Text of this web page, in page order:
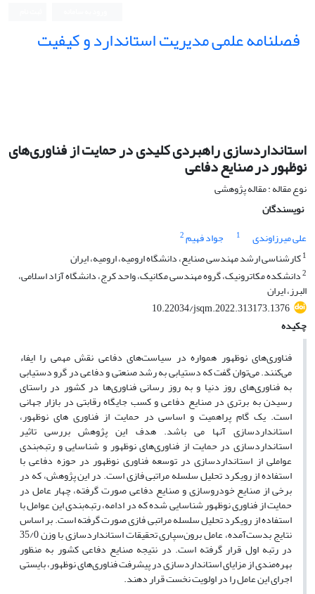
فصلنامه علمی مدیریت استاندارد و کیفیت
استانداردسازی راهبردی کلیدی در حمایت از فناوری‌های
نوظهور در صنایع دفاعی
نوع مقاله : مقاله پژوهشی
نویسندگان
علی میرزاوندی
1 جواد فهیم2
1کارشناسی ارشد مهندسی صنایع، دانشگاه ارومیه، ارومیه، ایران
2دانشکده مکاترونیک، گروه مهندسی مکانیک، واحد کرج، دانشگاه آزاد اسلامی،
البرز، ایران
10.22034/jsqm.2022.313173.1376
چکیده
فناوری‌های نوظهور همواره در سیاست‌های دفاعی نقش مهمی را ایفاء
می‌کنند. می‌توان گفت که دستیابی به رشد صنعتی و دفاعی در گرو دستیابی
به فناوری‌های روز دنیا و به روز رسانی فناوری‌ها در کشور در راستای
رسیدن به برتری در صنایع دفاعی و کسب جایگاه رقابتی در بازار جهانی
است. یک گام پراهمیت و اساسی در حمایت از فناوری های نوظهور،
استانداردسازی آنها می باشد. هدف این پژوهش بررسی تاثیر
استانداردسازی در حمایت از فناوری‌های نوظهور و شناسایی و رتبه‌بندی
عواملی از استانداردسازی در توسعه فناوری نوظهور در حوزه دفاعی با
استفاده از رویکرد تحلیل سلسله مراتبی فازی است. در این پژوهش، که در
برخی از صنایع خودروسازی و صنایع دفاعی صورت گرفته، چهار عامل در
حمایت از فناوری نوظهور شناسایی شده که در ادامه، رتبه‌بندی این عوامل با
استفاده از رویکرد تحلیل سلسله مراتبی فازی صورت گرفته است. بر اساس
نتایج بدست‌آمده، عامل برون‌سپاری تحقیقات استانداردسازی با وزن 35/0
در رتبه اول قرار گرفته است. در نتیجه صنایع دفاعی کشور به منظور
بهره‌مندی از مزایای استانداردسازی در پیشرفت فناوری‌های نوظهور، بایستی
اجرای این عامل را در اولویت نخست قرار دهند.